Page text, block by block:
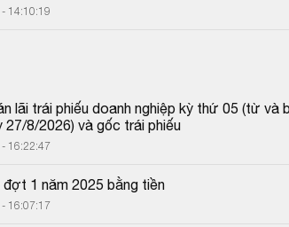
14:10:19
lãi trái phiếu doanh nghiệp kỳ thứ 05 (từ và
27/8/2026) và gốc trái phiếu
16:22:47
1 năm 2025 bằng tiền
16:07:17